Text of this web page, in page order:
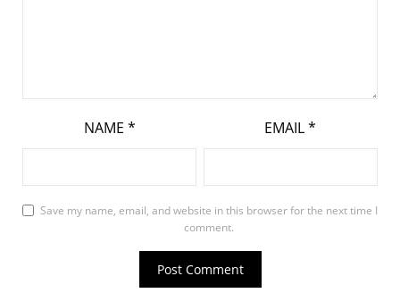
NAME * EMAIL*
Save my name, email, and website in this browser for the next time I
comment.